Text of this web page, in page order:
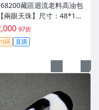
藏區迴流老料高油包
兩眼天珠】尺寸：48*12
重量11克圖騰清晰流暢
瑪瑙 文玩【德寶齋】498
97折
碼 直購